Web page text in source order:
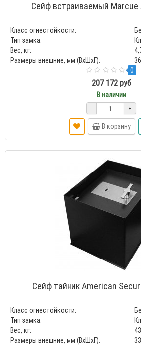
Сейф встраиваемый Marcue
Класс огнестойкости:
Тип замка:
Вес, кг:
Размеры внешние, мм (ВхШхГ):
0
207 172 руб
В наличии
- +
В корзину
Сейф тайник American
Класс огнестойкости:
Тип замка:
Вес, кг:
43
Размеры внешние, мм (ВхШхГ):